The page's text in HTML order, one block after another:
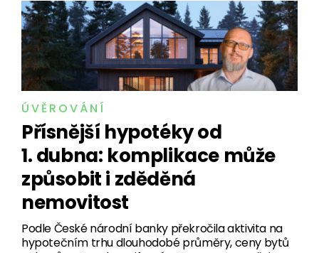
ÚVĚROVÁNÍ
Přísnější hypotéky od
1. dubna: komplikace může
způsobit i zděděná
nemovitost
Podle České národní banky překročila aktivita na
hypotečním trhu dlouhodobé průměry, ceny bytů